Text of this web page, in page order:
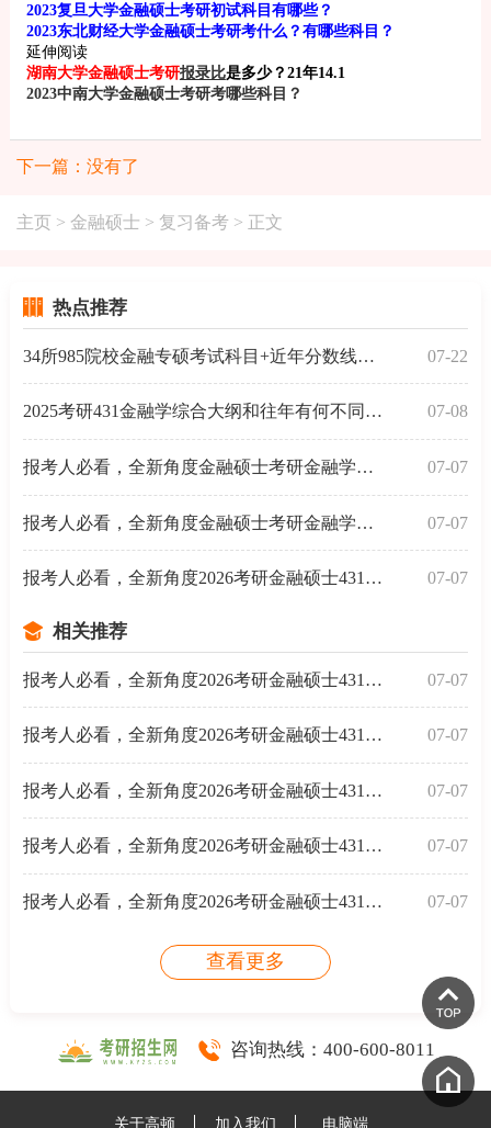
2023复旦大学金融硕士考研初试科目有哪些？
2023东北财经大学金融硕士考研考什么？有哪些科目？
延伸阅读
湖南大学金融硕士考研报录比是多少？21年14.1
2023中南大学金融硕士考研考哪些科目？
下一篇：没有了
主页 > 金融硕士 > 复习备考> 正文
热点推荐
34所985院校金融专硕考试科目+近年分数线汇总 07-22
2025考研431金融学综合大纲和往年有何不同？一起来了解 07-08
报考人必看，全新角度金融硕士考研金融学考试分析-常 07-07
报考人必看，全新角度金融硕士考研金融学考试分析-试 07-07
报考人必看，全新角度2026考研金融硕士431金融学综合备 07-07
相关推荐
报考人必看，全新角度2026考研金融硕士431金融学综合备 07-07
报考人必看，全新角度2026考研金融硕士431金融学综合备 07-07
报考人必看，全新角度2026考研金融硕士431金融学综合备 07-07
报考人必看，全新角度2026考研金融硕士431金融学综合备 07-07
报考人必看，全新角度2026考研金融硕士431金融学综合备 07-07
查看更多
咨询热线：400-600-8011
关于高顿 加入我们 电脑端